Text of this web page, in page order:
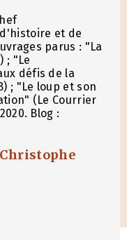
et de
parus : "La
; "Le
défis de la
; "Le loup et son
(Le Courrier
Blog :
Christophe